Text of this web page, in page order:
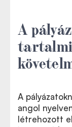
A
tartalmi
A
angol
létrehozott